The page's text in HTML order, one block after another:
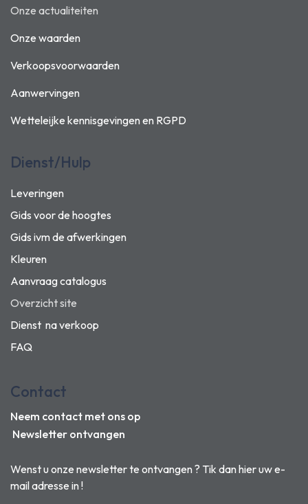
Onze actualiteiten
Onze waarden
Verkoopsvoorwaarden
Aanwervingen
Wetteleijke kennisgevingen en RGPD
Dienst/Hulp
Leveringen
Gids voor de hoogtes
Gids ivm de afwerkingen
Kleuren
Aanvraag catalogus
Overzicht site
Dienst na verkoop
FAQ
Wenst u onze newsletter te ontvangen ? Tik dan hier uw e-
mail adresse in !
Contact
Neem contact met ons op
Newsletter ontvangen